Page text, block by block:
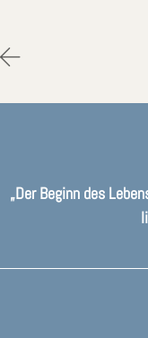
„Der Beginn des